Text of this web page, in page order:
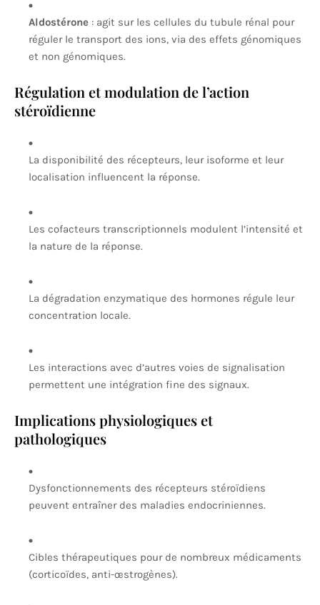
Aldostérone : agit sur les cellules du tubule rénal pour
réguler le transport des ions, via des effets génomiques
et non génomiques.
Régulation et modulation de l’action
stéroïdienne
La disponibilité des récepteurs, leur isoforme et leur
localisation influencent la réponse.
Les cofacteurs transcriptionnels modulent l’intensité et
la nature de la réponse.
La dégradation enzymatique des hormones régule leur
concentration locale.
Les interactions avec d’autres voies de signalisation
permettent une intégration fine des signaux.
Implications physiologiques et
pathologiques
Dysfonctionnements des récepteurs stéroïdiens
peuvent entraîner des maladies endocriniennes.
Cibles thérapeutiques pour de nombreux médicaments
(corticoïdes, anti-œstrogènes).